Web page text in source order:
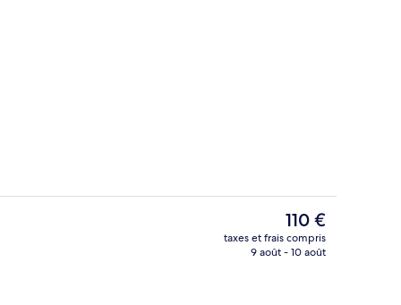
Le
prix
actuel
110 €
taxes et frais compris
9 août - 10 août